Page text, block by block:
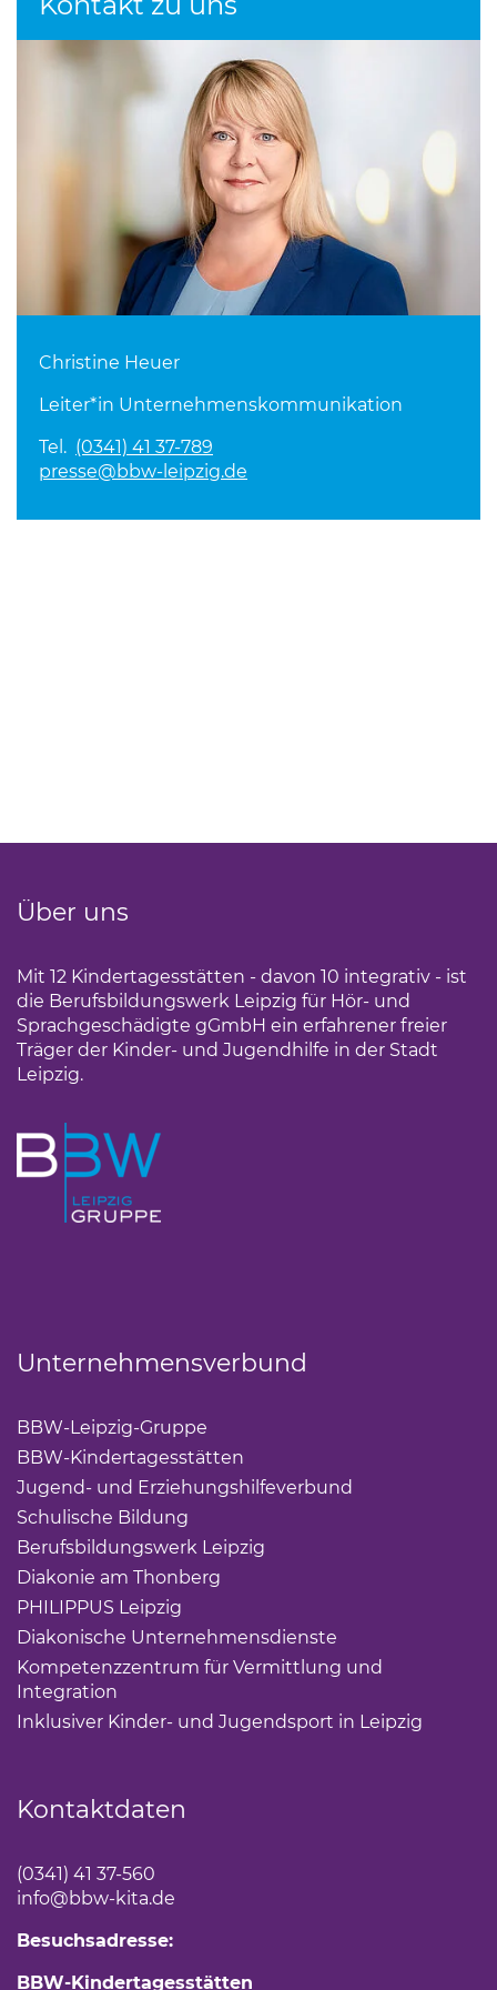
Christine Heuer
Leiter*in Unternehmenskommunikation
Tel. (0341) 41 37-789
presse@bbw-leipzig.de
Über uns
Mit 12 Kindertagesstätten - davon 10 integrativ - ist
die Berufsbildungswerk Leipzig für Hör- und
Sprachgeschädigte gGmbH ein erfahrener freier
Träger der Kinder- und Jugendhilfe in der Stadt
Leipzig.
Unternehmensverbund
BBW-Leipzig-Gruppe
BBW-Kindertagesstätten
Jugend- und Erziehungshilfeverbund
Schulische Bildung
Berufsbildungswerk Leipzig
Diakonie am Thonberg
PHILIPPUS Leipzig
Diakonische Unternehmensdienste
Kompetenzzentrum für Vermittlung und
Integration
Inklusiver Kinder- und Jugendsport in Leipzig
Kontaktdaten
(0341) 41 37-560
info@bbw-kita.de
Besuchsadresse:
BBW-Kindertagesstätten